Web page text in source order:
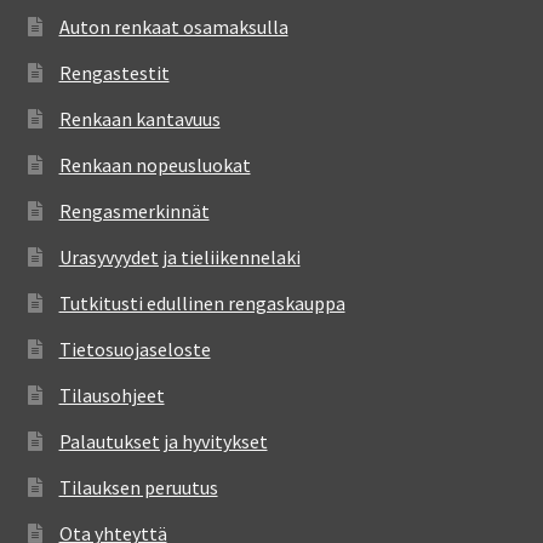
Auton renkaat osamaksulla
Rengastestit
Renkaan kantavuus
Renkaan nopeusluokat
Rengasmerkinnät
Urasyvyydet ja tieliikennelaki
Tutkitusti edullinen rengaskauppa
Tietosuojaseloste
Tilausohjeet
Palautukset ja hyvitykset
Tilauksen peruutus
Ota yhteyttä